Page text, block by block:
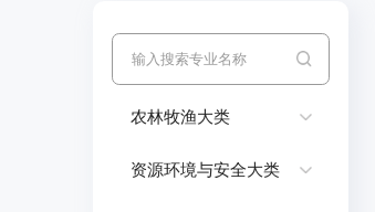
农林牧渔大类
资源环境与安全大类